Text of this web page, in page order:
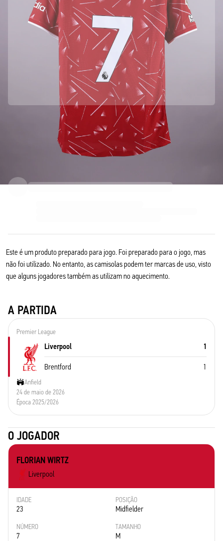
Parceria oficial com Liverpool FC
Esta camisola veio diretamente de Liverpool FC para garantir a sua autenticidade.
Autenticado com a Fabricks
Este é um produto preparado para jogo. Foi preparado para o jogo, mas
não foi utilizado. No entanto, as camisolas podem ter marcas de uso, visto
que alguns jogadores também as utilizam no aquecimento.
A PARTIDA
Premier League
Liverpool 1
Brentford 1
Anfield
24 de maio de 2026
Época 2025/2026
O JOGADOR
FLORIAN WIRTZ
Liverpool
IDADE
23
POSIÇÃO
Midfielder
NÚMERO
7
TAMANHO
M